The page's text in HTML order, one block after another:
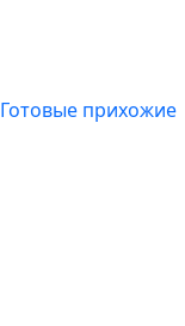
Готовые прихожие